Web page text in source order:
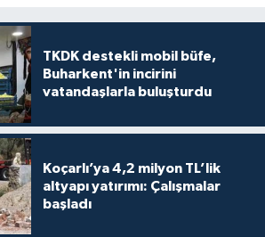
TKDK destekli mobil büfe,
Buharkent'in incirini
vatandaşlarla buluşturdu
Koçarlı’ya 4,2 milyon TL’lik
altyapı yatırımı: Çalışmalar
başladı